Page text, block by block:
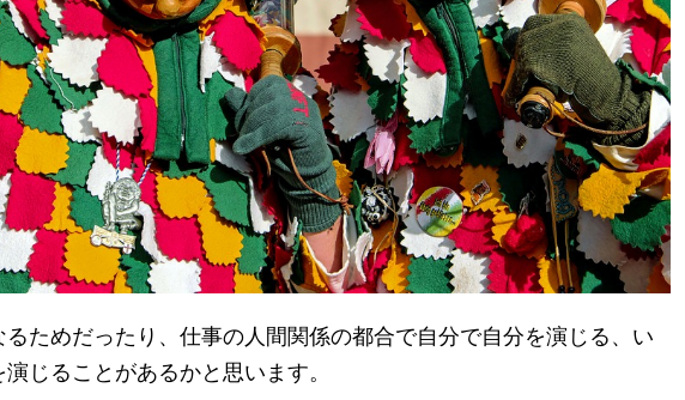
ためだったり、仕事の人間関係の都合で自分で自分を演じる、い
じることがあるかと思います。